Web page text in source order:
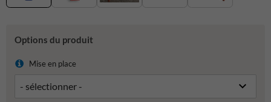
Options du produit
Mise en place